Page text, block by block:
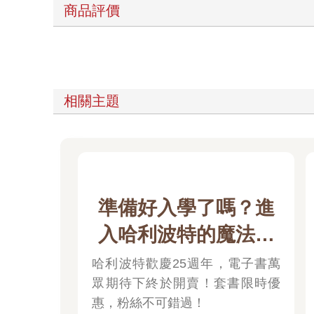
商品評價
相關主題
準備好入學了嗎？進
入哈利波特的魔法世
界
哈利波特歡慶25週年，電子書萬
眾期待下終於開賣！套書限時優
惠，粉絲不可錯過！